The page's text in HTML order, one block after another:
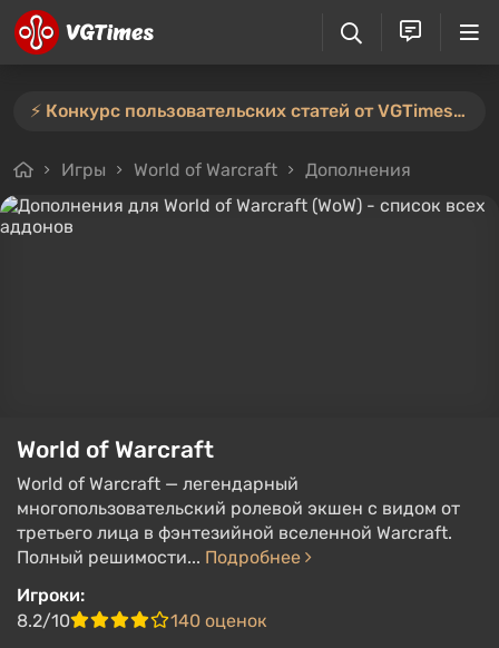
⚡️ Конкурс пользовательских статей от VGTimes продлён — участвуйте тут ⚡️
Игры World of Warcraft Дополнения
World of Warcraft
World of Warcraft — легендарный
многопользовательский ролевой экшен с видом от
третьего лица в фэнтезийной вселенной Warcraft.
Полный решимости... Подробнее
Игроки:
8.2/10
140 оценок